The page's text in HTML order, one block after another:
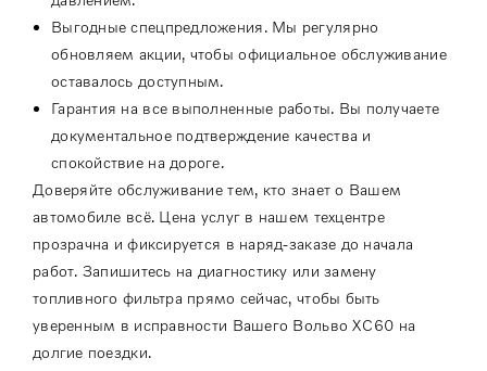
Выгодные спецпредложения. Мы регулярно
обновляем акции, чтобы официальное обслуживание
оставалось доступным.
Гарантия на все выполненные работы. Вы получаете
документальное подтверждение качества и
спокойствие на дороге.
Доверяйте обслуживание тем, кто знает о Вашем
автомобиле всё. Цена услуг в нашем техцентре
прозрачна и фиксируется в наряд-заказе до начала
работ. Запишитесь на диагностику или замену
топливного фильтра прямо сейчас, чтобы быть
уверенным в исправности Вашего Вольво XC60 на
долгие поездки.